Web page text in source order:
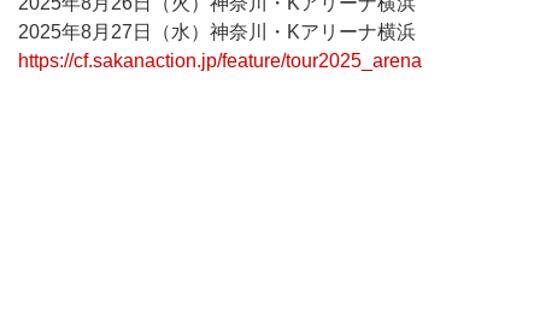
2025年8月27日（水）神奈川・Kアリーナ横浜
https://cf.sakanaction.jp/feature/tour2025_arena